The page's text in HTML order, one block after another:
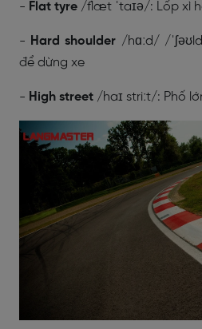
- Flat tyre /flæt ˈtaɪə/: Lốp xì
- Hard shoulder /hɑːd/ /
để dừng xe
- High street /haɪ striːt/: Phố